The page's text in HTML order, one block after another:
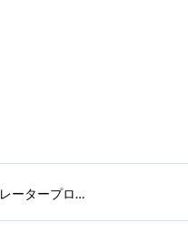
株式会社リコーのアクセラレータープログラム「TRIBUS 2022」のビジネスプラン募集を開始。～「明るい未来をつくる」をテーマに、スタートアップ企業との事業共創をさらに強化～